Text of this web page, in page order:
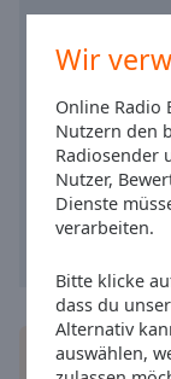
Wir
Online Radio
Nutzern den
Radiosender
Nutzer,
Dienste
verarbeiten.
Bitte klicke
dass du
Alternativ
auswählen,
Background
Opacity